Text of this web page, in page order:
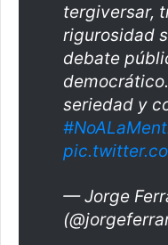
tergiversar,
rigurosidad
debate
seriedad y
— Jorge